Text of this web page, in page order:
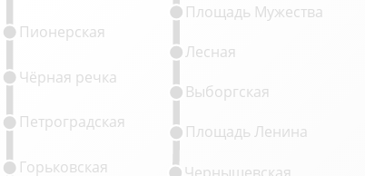
Горьковская
Петроградская
Чёрная речка
Пионерская
Чернышевская
Площадь Ленина
Выборгская
Лесная
Площадь Мужества